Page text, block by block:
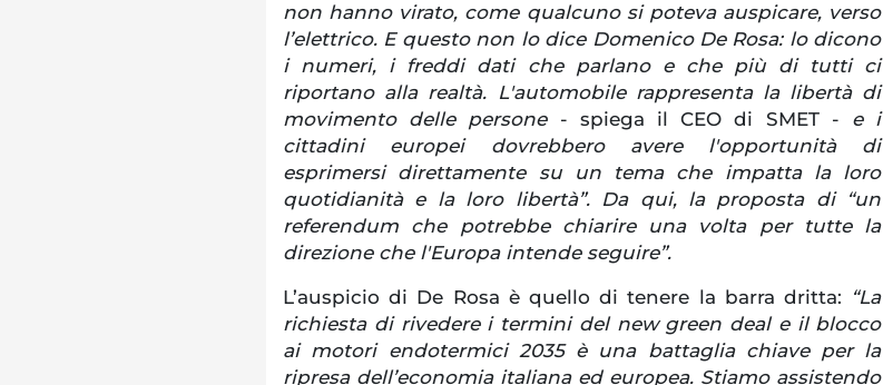
non hanno virato, come qualcuno si poteva auspicare, verso
l’elettrico. E questo non lo dice Domenico De Rosa: lo dicono
i numeri, i freddi dati che parlano e che più di tutti ci
riportano alla realtà. L'automobile rappresenta la libertà di
movimento delle persone - spiega il CEO di SMET - e i
cittadini europei dovrebbero avere l'opportunità di
esprimersi direttamente su un tema che impatta la loro
quotidianità e la loro libertà”. Da qui, la proposta di “un
referendum che potrebbe chiarire una volta per tutte la
direzione che l'Europa intende seguire”.
L’auspicio di De Rosa è quello di tenere la barra dritta: “La
richiesta di rivedere i termini del new green deal e il blocco
ai motori endotermici 2035 è una battaglia chiave per la
ripresa dell’economia italiana ed europea. Stiamo assistendo